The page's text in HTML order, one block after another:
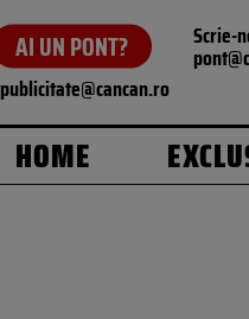
AI UN PONT? Scrie-
publicitate@cancan.ro
HOME